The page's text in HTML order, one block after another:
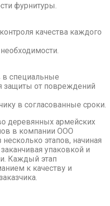
фурнитуры.
качества каждого
специальные
защиты от повреждений
в согласованные сроки.
деревянных армейских
в компании ООО
этапов, начиная
упаковкой и
Каждый этап
к качеству и